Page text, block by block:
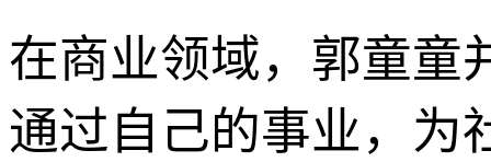
在商业领域，郭童童
通过自己的事业，为